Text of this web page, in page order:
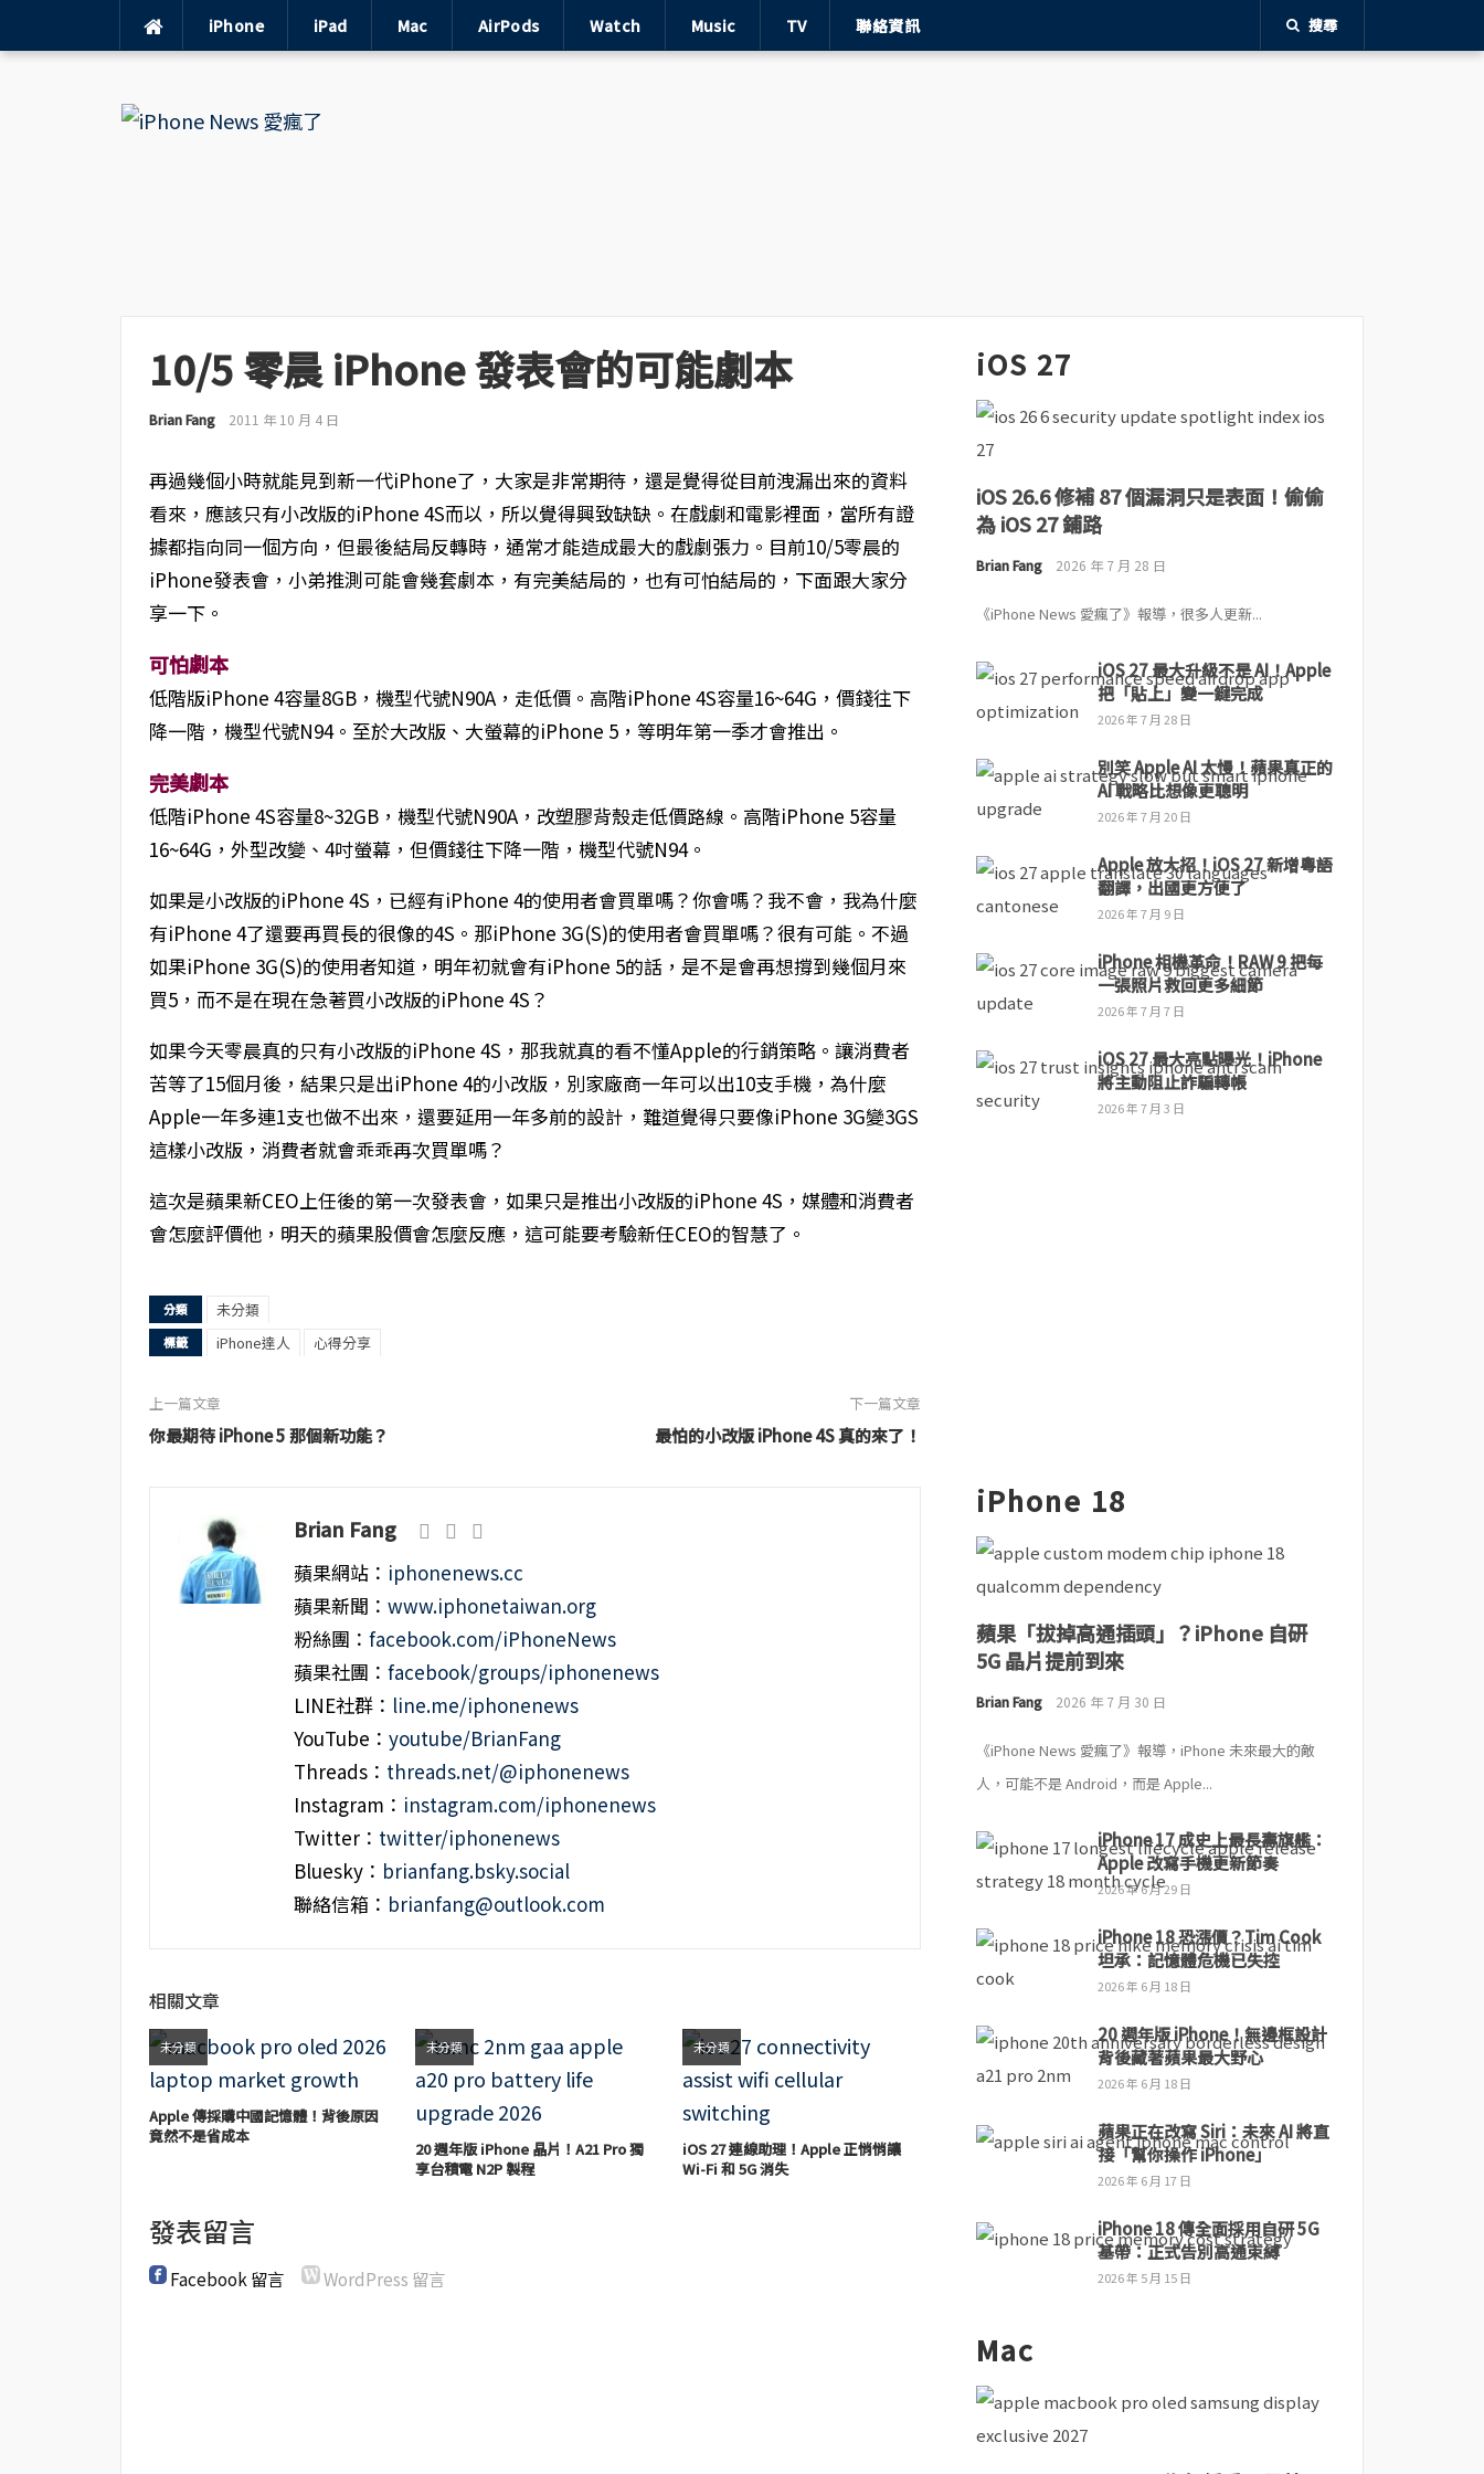
iPhone iPad Mac AirPods Watch Music TV 聯絡資訊 搜尋
10/5 零晨 iPhone 發表會的可能劇本
Brian Fang 2011 年 10 月 4 日
再過幾個小時就能見到新一代iPhone了，大家是非常期待，還是覺得從目前洩漏出來的資料
看來，應該只有小改版的iPhone 4S而以，所以覺得興致缺缺。在戲劇和電影裡面，當所有證
據都指向同一個方向，但最後結局反轉時，通常才能造成最大的戲劇張力。目前10/5零晨的
iPhone發表會，小弟推測可能會幾套劇本，有完美結局的，也有可怕結局的，下面跟大家分
享一下。
可怕劇本
低階版iPhone 4容量8GB，機型代號N90A，走低價。高階iPhone 4S容量16~64G，價錢往下
降一階，機型代號N94。至於大改版、大螢幕的iPhone 5，等明年第一季才會推出。
完美劇本
低階iPhone 4S容量8~32GB，機型代號N90A，改塑膠背殼走低價路線。高階iPhone 5容量
16~64G，外型改變、4吋螢幕，但價錢往下降一階，機型代號N94。
如果是小改版的iPhone 4S，已經有iPhone 4的使用者會買單嗎？你會嗎？我不會，我為什麼
有iPhone 4了還要再買長的很像的4S。那iPhone 3G(S)的使用者會買單嗎？很有可能。不過
如果iPhone 3G(S)的使用者知道，明年初就會有iPhone 5的話，是不是會再想撐到幾個月來
買5，而不是在現在急著買小改版的iPhone 4S？
如果今天零晨真的只有小改版的iPhone 4S，那我就真的看不懂Apple的行銷策略。讓消費者
苦等了15個月後，結果只是出iPhone 4的小改版，別家廠商一年可以出10支手機，為什麼
Apple一年多連1支也做不出來，還要延用一年多前的設計，難道覺得只要像iPhone 3G變3GS
這樣小改版，消費者就會乖乖再次買單嗎？
這次是蘋果新CEO上任後的第一次發表會，如果只是推出小改版的iPhone 4S，媒體和消費者
會怎麼評價他，明天的蘋果股價會怎麼反應，這可能要考驗新任CEO的智慧了。
分類 未分類
標籤 iPhone達人 心得分享
上一篇文章
你最期待 iPhone 5 那個新功能？
下一篇文章
最怕的小改版 iPhone 4S 真的來了！
Brian Fang
蘋果網站： iphonenews.cc
蘋果新聞： www.iphonetaiwan.org
粉絲團： facebook.com/iPhoneNews
蘋果社團： facebook/groups/iphonenews
LINE社群： line.me/iphonenews
YouTube： youtube/BrianFang
Threads： threads.net/@iphonenews
Instagram： instagram.com/iphonenews
Twitter： twitter/iphonenews
Bluesky： brianfang.bsky.social
聯絡信箱： brianfang@outlook.com
相關文章
未分類
Apple 傳採購中國記憶體！背後原因
竟然不是省成本
未分類
20 週年版 iPhone 晶片！A21 Pro 獨
享台積電 N2P 製程
未分類
iOS 27 連線助理！Apple 正悄悄讓
Wi-Fi 和 5G 消失
發表留言
Facebook 留言 WordPress 留言
iOS 27
iOS 26.6 修補 87 個漏洞只是表面！偷偷
為 iOS 27 鋪路
Brian Fang 2026 年 7 月 28 日
《iPhone News 愛瘋了》報導，很多人更新...
iOS 27 最大升級不是 AI！Apple
把「貼上」變一鍵完成
2026 年 7 月 28 日
別笑 Apple AI 太慢！蘋果真正的
AI 戰略比想像更聰明
2026 年 7 月 20 日
Apple 放大招！iOS 27 新增粵語
翻譯，出國更方便了
2026 年 7 月 9 日
iPhone 相機革命！RAW 9 把每
一張照片救回更多細節
2026 年 7 月 7 日
iOS 27 最大亮點曝光！iPhone
將主動阻止詐騙轉帳
2026 年 7 月 3 日
iPhone 18
蘋果「拔掉高通插頭」？iPhone 自研
5G 晶片提前到來
Brian Fang 2026 年 7 月 30 日
《iPhone News 愛瘋了》報導，iPhone 未來最大的敵
人，可能不是 Android，而是 Apple...
iPhone 17 成史上最長壽旗艦：
Apple 改寫手機更新節奏
2026 年 6 月 29 日
iPhone 18 恐漲價？Tim Cook
坦承：記憶體危機已失控
2026 年 6 月 18 日
20 週年版 iPhone！無邊框設計
背後藏著蘋果最大野心
2026 年 6 月 18 日
蘋果正在改寫 Siri：未來 AI 將直
接「幫你操作 iPhone」
2026 年 6 月 17 日
iPhone 18 傳全面採用自研 5G
基帶：正式告別高通束縛
2026 年 5 月 15 日
Mac